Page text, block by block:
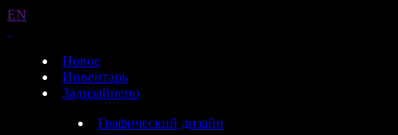
EN
Новое
Инвентарь
Задизайнено
Графический дизайн